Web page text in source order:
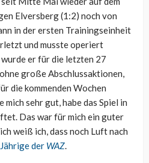
Elversberg (1:2) noch von
in der ersten Trainingseinheit
und musste operiert
er für die letzten 27
große Abschlussaktionen,
die kommenden Wochen
mich sehr gut, habe das Spiel in
Das war für mich ein guter
weiß ich, dass noch Luft nach
der WAZ.